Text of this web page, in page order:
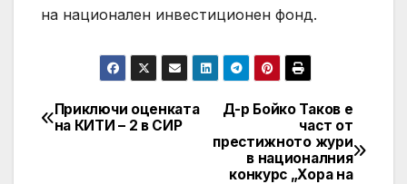
на национален инвестиционен фонд.
Post
Д-р Бойко Таков е
част от
престижното жури
в националния
конкурс „Хора на
Приключи оценката
на КИТИ – 2 в СИР